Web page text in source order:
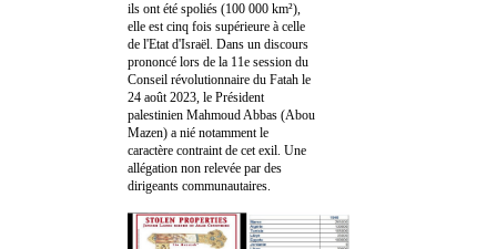
ils ont été spoliés (100 000 km²),
elle est cinq fois supérieure à celle
de l'Etat d'Israël. Dans un discours
prononcé lors de la 11e session du
Conseil révolutionnaire du Fatah le
24 août 2023, le Président
palestinien Mahmoud Abbas (Abou
Mazen) a nié notamment le
caractère contraint de cet exil. Une
allégation non relevée par des
dirigeants communautaires.